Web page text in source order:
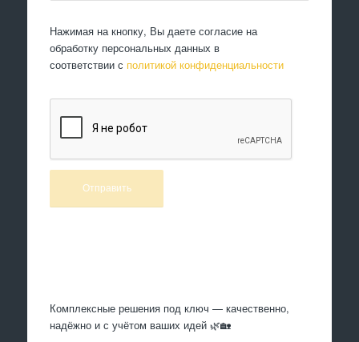
Нажимая на кнопку, Вы даете согласие на
обработку персональных данных в
соответствии с политикой конфиденциальности
Комплексные решения под ключ — качественно,
надёжно и с учётом ваших идей 🌿🏡